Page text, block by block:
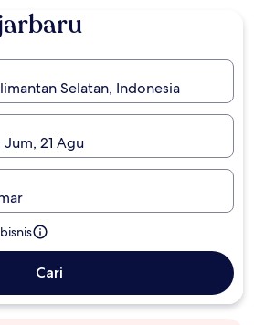
Selatan, Indonesia
21 Agu
Cari